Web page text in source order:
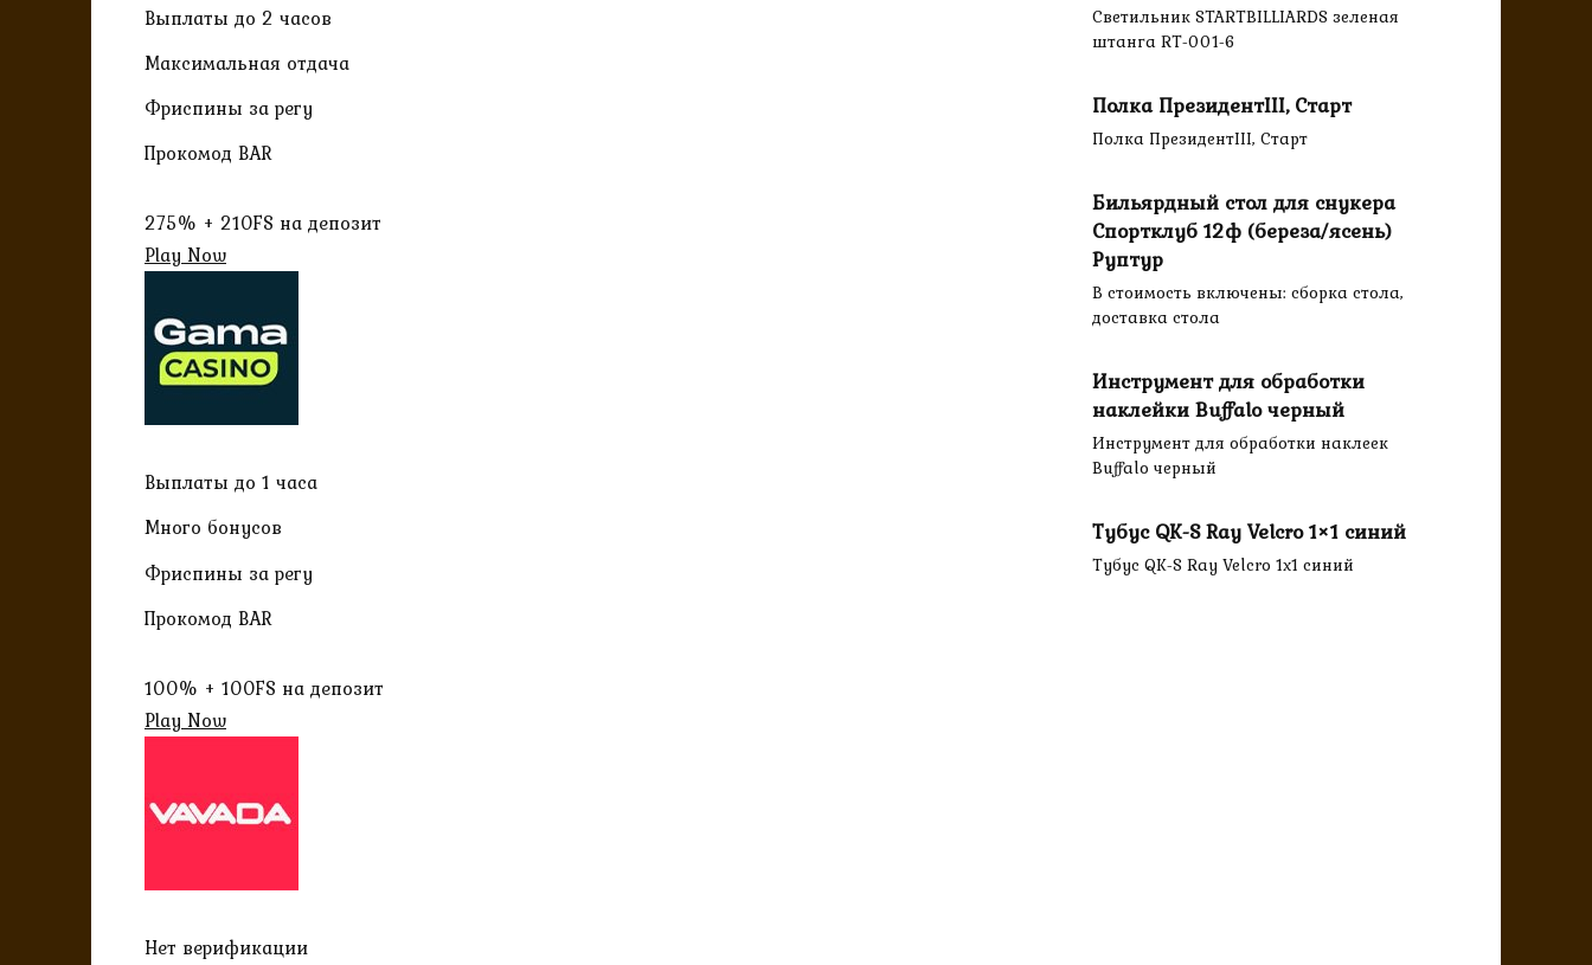
Выплаты до 2 часов
Максимальная отдача
Фриспины за регу
Прокомод BAR
275% + 210FS на депозит
Play Now
Выплаты до 1 часа
Много бонусов
Фриспины за регу
Прокомод BAR
100% + 100FS на депозит
Play Now
Нет верификации
Светильник STARTBILLIARDS зеленая
штанга RT-001-6
Полка ПрезидентIII, Старт
Полка ПрезидентIII, Старт
Бильярдный стол для снукера
Спортклуб 12ф (береза/ясень)
Руптур
В стоимость включены: сборка стола,
доставка стола
Инструмент для обработки
наклейки Buffalo черный
Инструмент для обработки наклеек
Buffalo черный
Тубус QK-S Ray Velcro 1×1 синий
Тубус QK-S Ray Velcro 1x1 синий